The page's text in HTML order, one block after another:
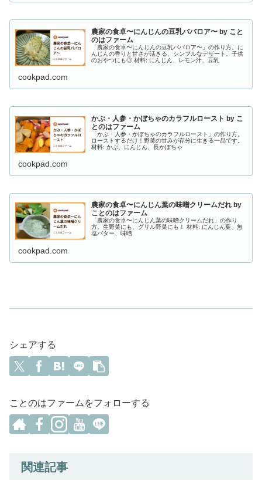
農家の食卓〜にんじんの豆乳ババロア〜 by こと
のはファーム
「農家の食卓〜にんじんの豆乳ババロア〜」の作り方。に
んじんの香りと甘さが活きる、シンプルなデザート。子供
のおやつにも◎ 材料: にんじん、レモン汁、豆乳
cookpad.com
かぶ・人参・かぼちゃのカラフルロースト by こ
とのはファーム
「かぶ・人参・かぼちゃのカラフルロースト」の作り方。
ローストするだけ！野菜の甘みが存分に生きる一品です。
材料: かぶ、にんじん、長かぼちゃ
cookpad.com
農家の食卓〜にんじん葉の味噌クリームだれ by
ことのはファーム
「農家の食卓〜にんじん葉の味噌クリームだれ」の作り
方。生野菜にも、グリル野菜にも！ 材料: にんじん葉、無
塩バター、味噌
cookpad.com
シェアする
ことのはファームをフォローする
関連記事